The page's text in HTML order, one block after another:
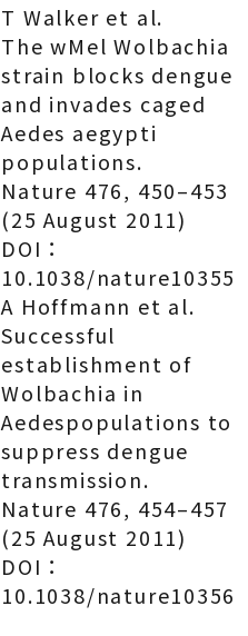
T Walker et al.
The wMel Wolbachia
strain blocks dengue
and invades caged
Aedes aegypti
populations.
Nature 476, 450–453
(25 August 2011)
DOI：
10.1038/nature10355
A Hoffmann et al.
Successful
establishment of
Wolbachia in
Aedespopulations to
suppress dengue
transmission.
Nature 476, 454–457
(25 August 2011)
DOI：
10.1038/nature10356